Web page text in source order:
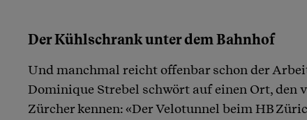
Der Kühlschrank unter dem Bahnhof
Und manchmal reicht offenbar schon der
Dominique Strebel schwört auf einen Ort, den
Zürcher kennen: «Der Velotunnel beim HB